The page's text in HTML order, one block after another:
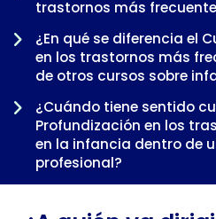
trastornos más
¿En qué se diferencia el
en los trastornos más
de otros cursos sobre
¿Cuándo tiene sentido
Profundización en los
en la infancia dentro de
profesional?